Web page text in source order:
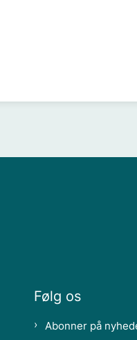
Følg os
Abonner på